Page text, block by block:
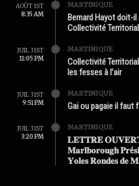
AOÛT 1ST
8:35 AM
MARTINIQUE
Bernard Hayot doit-il
Collectivité
JUIL 31ST
11:05 PM
MARTINIQUE
Collectivité
les fesses à l’air
JUIL 31ST
9:51 PM
MARTINIQUE
Gai ou pagaie il faut
JUIL 31ST
3:20 PM
MARTINIQUE
𝐋𝐄𝐓𝐓𝐑𝐄
𝐌𝐚𝐫𝐥𝐛𝐨𝐫𝐨𝐮𝐠𝐡
𝐘𝐨𝐥𝐞𝐬 𝐑𝐨𝐧𝐝𝐞𝐬 𝐝𝐞